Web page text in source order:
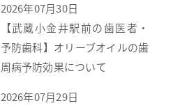
2026年07月30日
【武蔵小金井駅前の歯医者・
予防歯科】オリーブオイルの歯
周病予防効果について
2026年07月29日